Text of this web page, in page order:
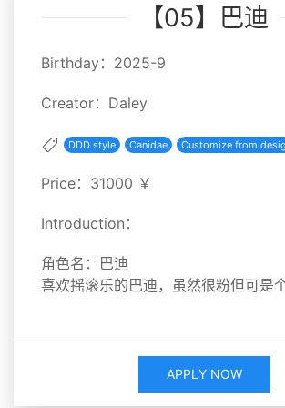
【05】巴迪
Birthday：2025-9
Creator：Daley
DDD style Canidae Customize from
Price：31000 ￥
Introduction：
角色名：巴迪
喜欢摇滚乐的巴迪，虽然很粉但可是
APPLY NOW